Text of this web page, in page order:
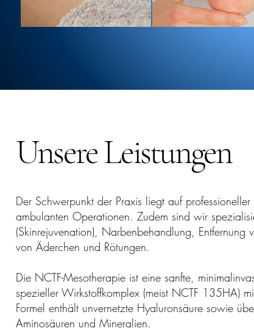
Unsere Leistungen
Der Schwerpunkt der Praxis liegt auf
ambulanten Operationen. Zudem sind wir
(Skinrejuvenation), Narbenbehandlung,
von Äderchen und Rötungen.
Die NCTF-Mesotherapie ist eine sanfte,
spezieller Wirkstoffkomplex (meist NCTF 135HA)
Formel enthält unvernetzte Hyaluronsäure sowie
Aminosäuren und Mineralien.